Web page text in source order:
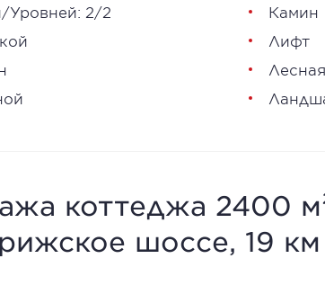
Уровней: 2/2
Камин
Лифт
коттеджа 2400
шоссе, 19